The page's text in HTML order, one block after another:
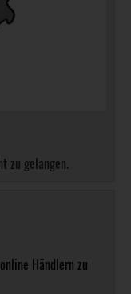
zu gelangen.
Händlern zu